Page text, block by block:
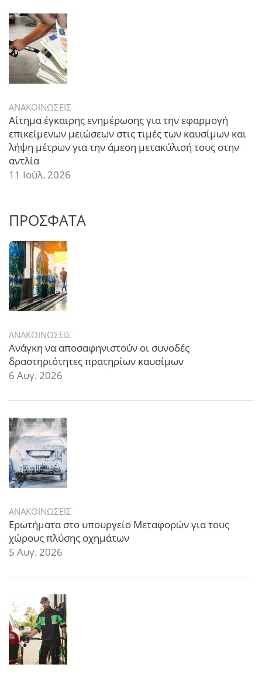
ΑΝΑΚΟΙΝΩΣΕΙΣ
Αίτημα έγκαιρης ενημέρωσης για την εφαρμογή
επικείμενων μειώσεων στις τιμές των καυσίμων και
λήψη μέτρων για την άμεση μετακύλισή τους στην
αντλία
11 Ιούλ. 2026
ΠΡΟΣΦΑΤΑ
ΑΝΑΚΟΙΝΩΣΕΙΣ
Ανάγκη να αποσαφηνιστούν οι συνοδές
δραστηριότητες πρατηρίων καυσίμων
6 Αυγ. 2026
ΑΝΑΚΟΙΝΩΣΕΙΣ
Ερωτήματα στο υπουργείο Μεταφορών για τους
χώρους πλύσης οχημάτων
5 Αυγ. 2026